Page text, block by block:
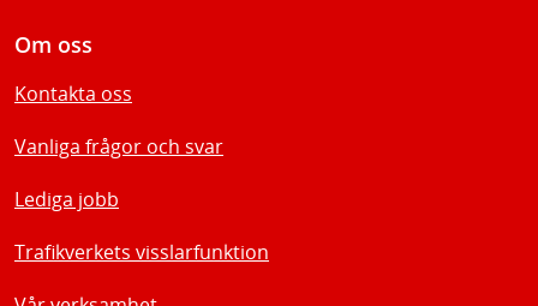
Om oss
Kontakta oss
Vanliga frågor och svar
Lediga jobb
Trafikverkets visslarfunktion